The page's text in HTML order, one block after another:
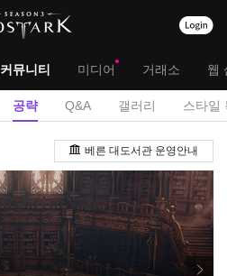
대
메
커뮤니티 미디어 거래소 웹
서
메
뉴
공략 Q&A 갤러리 스타일
베른 대도서관 운영안내